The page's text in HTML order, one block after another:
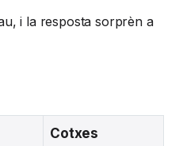
i la resposta sorprèn a
Cotxes